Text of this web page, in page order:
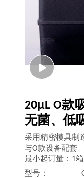
20μL O款
无菌、低
采用精密模具制
与O款设备配套
最小起订量：1箱
型号：